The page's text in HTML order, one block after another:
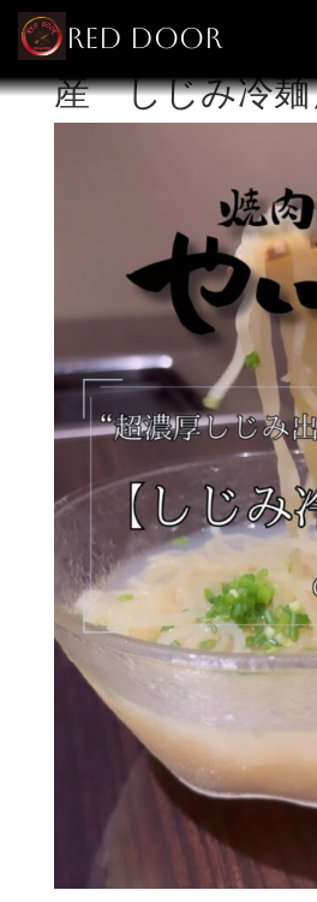
RED DOOR
【超濃厚出汁
産 しじみ冷麺